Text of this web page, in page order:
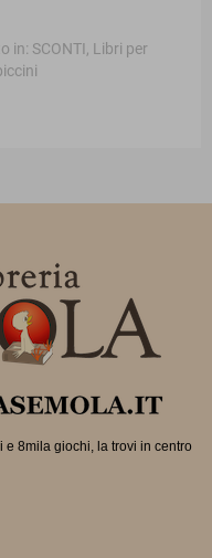
in: SCONTI Libri per
e 8mila giochi, la trovi in centro